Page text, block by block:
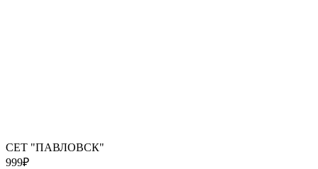
СЕТ "ПАВЛОВСК"
999₽